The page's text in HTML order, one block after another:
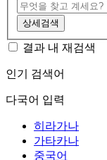
상세검색
결과 내 재검색
인기 검색어
다국어 입력
히라가나
가타카나
중국어